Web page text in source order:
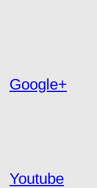
Google+
Youtube